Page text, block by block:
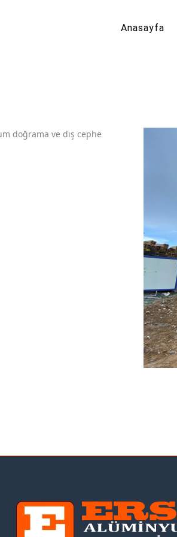
doğrama ve dış cephe
Anasayfa